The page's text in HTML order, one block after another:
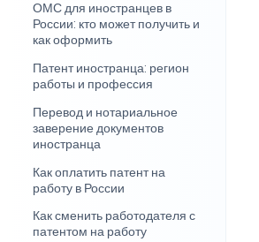
ОМС для иностранцев в
России: кто может получить и
как оформить
Патент иностранца: регион
работы и профессия
Перевод и нотариальное
заверение документов
иностранца
Как оплатить патент на
работу в России
Как сменить работодателя с
патентом на работу